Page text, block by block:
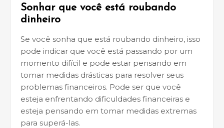
Sonhar que você está roubando
dinheiro
Se você sonha que está roubando dinheiro, isso
pode indicar que você está passando por um
momento difícil e pode estar pensando em
tomar medidas drásticas para resolver seus
problemas financeiros. Pode ser que você
esteja enfrentando dificuldades financeiras e
esteja pensando em tomar medidas extremas
para superá-las.